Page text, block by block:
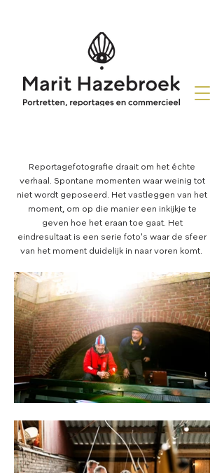
Reportagefotografie draait om het échte
verhaal. Spontane momenten waar weinig tot
niet wordt geposeerd. Het vastleggen van het
moment, om op die manier een inkijkje te
geven hoe het eraan toe gaat. Het
eindresultaat is een serie foto's waar de sfeer
van het moment duidelijk in naar voren komt.